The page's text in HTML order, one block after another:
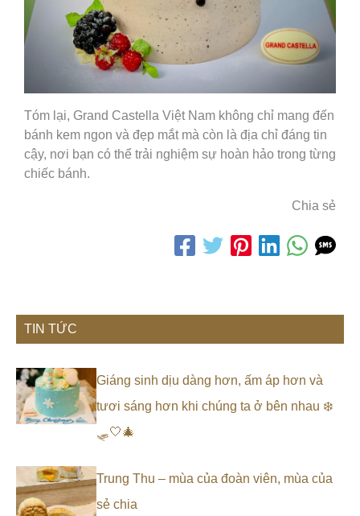
Tóm lại, Grand Castella Việt Nam không chỉ mang đến
bánh kem ngon và đẹp mắt mà còn là địa chỉ đáng tin
cậy, nơi bạn có thể trải nghiệm sự hoàn hảo trong từng
chiếc bánh.
Chia sẻ
TIN TỨC
Giáng sinh dịu dàng hơn, ấm áp hơn và
tươi sáng hơn khi chúng ta ở bên nhau ❄️
🛷🤍🎄
Trung Thu – mùa của đoàn viên, mùa của
sẻ chia